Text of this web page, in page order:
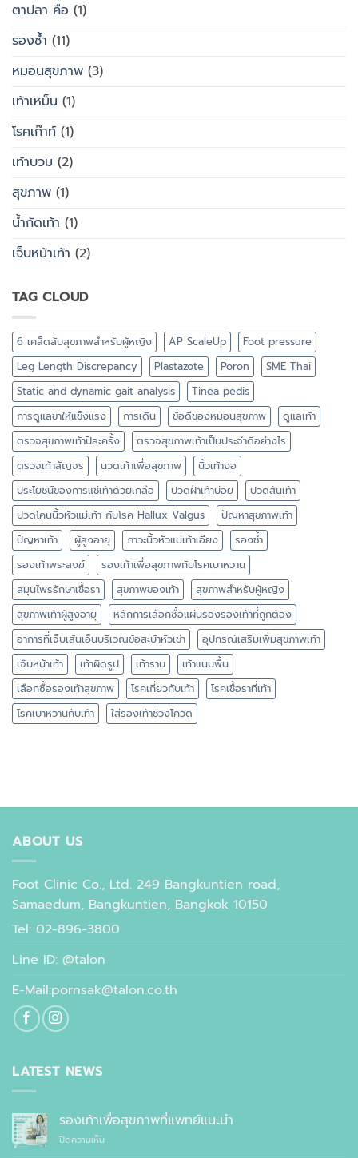
ตาปลา คือ (1)
รองช้ำ (11)
หมอนสุขภาพ (3)
เท้าเหม็น (1)
โรคเก๊าท์ (1)
เท้าบวม (2)
สุขภาพ (1)
น้ำกัดเท้า (1)
เจ็บหน้าเท้า (2)
TAG CLOUD
6 เคล็ดลับสุขภาพสำหรับผู้หญิง AP ScaleUp
Foot pressure
Leg Length Discrepancy
Plastazote Poron
SME Thai
Static and dynamic gait analysis
Tinea pedis
การดูแลขาให้แข็งแรง
การเดิน ข้อดีของหมอนสุขภาพ
ดูแลเท้า
ตรวจสุขภาพเท้าปีละครั้ง
ตรวจสุขภาพเท้าเป็นประจำดีอย่างไร
ตรวจเท้าสัญจร
นวดเท้าเพื่อสุขภาพ
นิ้วเท้างอ
ประโยชน์ของการแช่เท้าด้วยเกลือ
ปวดฝ่าเท้าบ่อย
ปวดส้นเท้า
ปวดโคนนิ้วหัวแม่เท้า กับโรค Hallux Valgus
ปัญหาสุขภาพเท้า
ปัญหาเท้า
ผู้สูงอายุ ภาวะนิ้วหัวแม่เท้าเอียง
รองช้ำ
รองเท้าพระสงฆ์
รองเท้าเพื่อสุขภาพกับโรคเบาหวาน
สมุนไพรรักษาเชื้อรา
สุขภาพของเท้า
สุขภาพสำหรับผู้หญิง
สุขภาพเท้าผู้สูงอายุ
หลักการเลือกซื้อแผ่นรองรองเท้าที่ถูกต้อง
อาการที่เจ็บเส้นเอ็นบริเวณข้อสะบ้าหัวเข่า
อุปกรณ์เสริมเพิ่มสุขภาพเท้า
เจ็บหน้าเท้า
เท้าผิดรูป เท้าราบ
เท้าแนบพื้น
เลือกซื้อรองเท้าสุขภาพ
โรคเกี่ยวกับเท้า
โรคเชื้อราที่เท้า
โรคเบาหวานกับเท้า
ใส่รองเท้าช่วงโควิด
ABOUT US
Foot Clinic Co., Ltd. 249 Bangkuntien road,
Samaedum, Bangkuntien, Bangkok 10150
Tel: 02-896-3800
Line ID: @talon
E-Mail:pornsak@talon.co.th
LATEST NEWS
รองเท้าเพื่อสุขภาพที่แพทย์แนะนำ
ปิดความเห็นบน